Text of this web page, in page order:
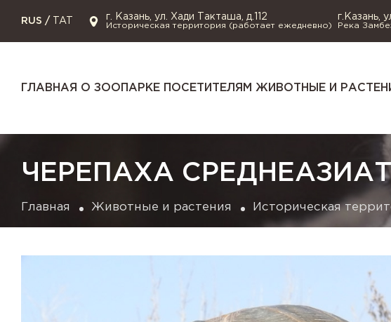
RUS / TAT г. Казань, ул. Хади Такташа, д.112
Историческая территория (работает ежедневно)
г.Казань,
Река
ГЛАВНАЯ О ЗООПАРКЕ ПОСЕТИТЕЛЯМ ЖИВОТНЫЕ И
ЧЕРЕПАХА
Главная Животные и растения Историческая